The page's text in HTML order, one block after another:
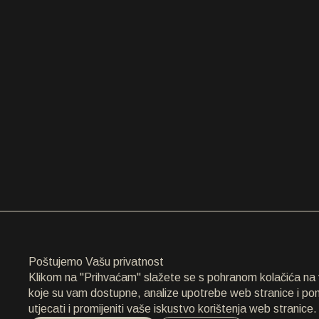
EN/HR
Poštujemo Vašu privatnost
Klikom na "Prihvaćam" slažete se s pohranom kolačića
koje su vam dostupne, analize upotrebe web stranice i
utjecati i promijeniti vaše iskustvo korištenja web stranice.